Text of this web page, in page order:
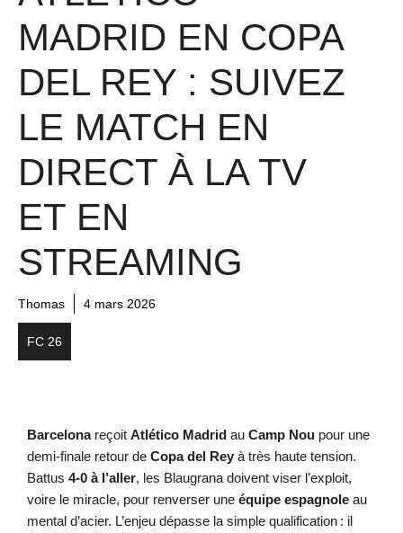
MADRID EN COPA
DEL REY : SUIVEZ
LE MATCH EN
DIRECT À LA TV
ET EN
STREAMING
Thomas 4 mars 2026
FC 26
Barcelonareçoit Atlético Madrid au Camp Nou pour une
demi-finale retour de Copa del Rey à très haute tension.
Battus 4-0 à l’aller, les Blaugrana doivent viser l’exploit,
voire le miracle, pour renverser une équipe espagnole au
mental d’acier. L’enjeu dépasse la simple qualification : il